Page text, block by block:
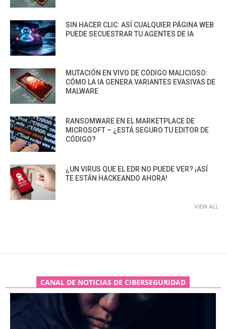
SIN HACER CLIC: ASÍ CUALQUIER PÁGINA WEB
PUEDE SECUESTRAR TU AGENTES DE IA
MUTACIÓN EN VIVO DE CÓDIGO MALICIOSO:
CÓMO LA IA GENERA VARIANTES EVASIVAS DE
MALWARE
RANSOMWARE EN EL MARKETPLACE DE
MICROSOFT – ¿ESTÁ SEGURO TU EDITOR DE
CÓDIGO?
¿UN VIRUS QUE EL EDR NO PUEDE VER? ¡ASÍ
TE ESTÁN HACKEANDO AHORA!
VIEW ALL
CANAL DE NOTICIAS DE CIBERSEGURIDAD